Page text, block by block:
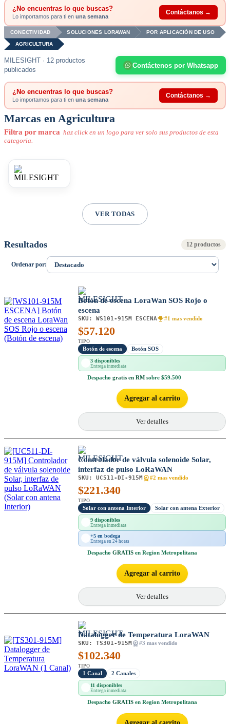
¿No encuentras lo que buscas?
Lo importamos para ti en una semana
Contáctanos →
CONECTIVIDAD SOLUCIONES LORAWAN POR APLICACIÓN DE USO
AGRICULTURA
MILESIGHT · 12 productos
publicados
Contáctenos por Whatsapp
¿No encuentras lo que buscas?
Lo importamos para ti en una semana
Contáctanos →
Marcas en Agricultura
Filtra por marca haz click en un logo para ver solo sus productos de esta
categoria.
VER TODAS
Resultados 12 productos
Ordenar por:
Botón de escena LoraWan SOS Rojo o
escena
SKU: WS101-915M ESCENA #1 mas vendido
$57.120
TIPO
Botón de escena Botón SOS
3 disponibles
Entrega inmediata
Despacho gratis en RM sobre $59.500
Agregar al carrito
Ver detalles
Controlador de válvula solenoide Solar,
interfaz de pulso LoRaWAN
SKU: UC511-DI-915M #2 mas vendido
$221.340
TIPO
Solar con antena Interior Solar con antena Exterior
9 disponibles
Entrega inmediata
+5 en bodega
Entrega en 24 horas
Despacho GRATIS en Region Metropolitana
Agregar al carrito
Ver detalles
Datalogger de Temperatura LoraWAN
SKU: TS301-915M #3 mas vendido
$102.340
TIPO
1 Canal 2 Canales
11 disponibles
Entrega inmediata
Despacho GRATIS en Region Metropolitana